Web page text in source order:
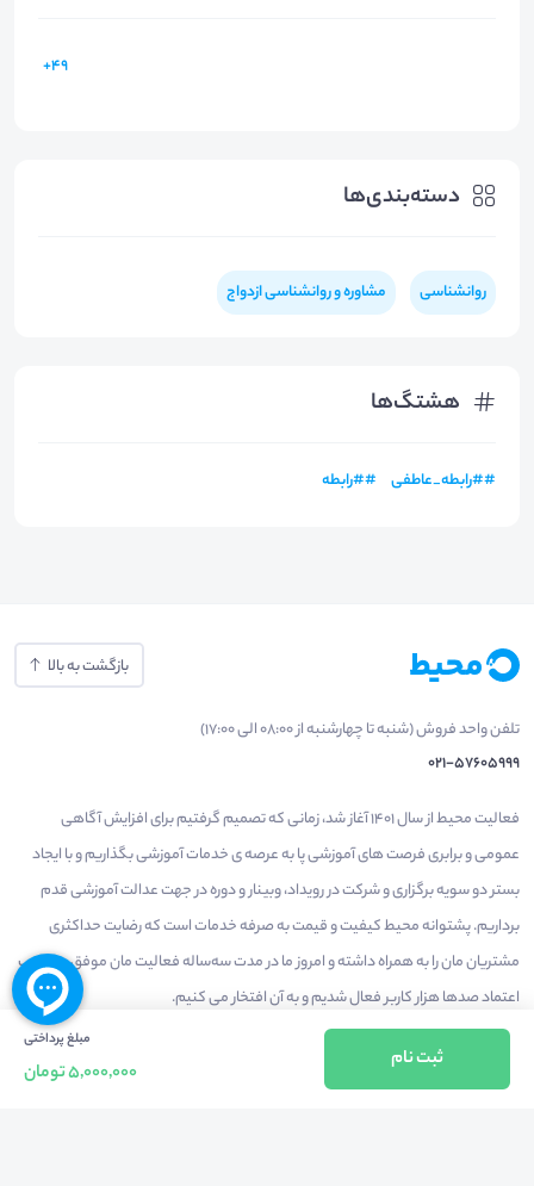
49+
دسته‌بندی‌ها
روانشناسی مشاوره و روانشناسی ازدواج
هشتگ‌ها
##رابطه_عاطفی ##رابطه
مبلغ پرداختی
5,000,000 تومان
ثبت نام
بازگشت به بالا
تلفن واحد فروش (شنبه تا چهارشنبه از 08:00 الی 17:00)
021-57605999
فعالیت محیط از سال 1401 آغاز شد، زمانی که تصمیم گرفتیم برای افزایش آگاهی
عمومی و برابری فرصت های آموزشی پا به عرصه ی خدمات آموزشی بگذاریم و با ایجاد
بستر دو سویه برگزاری و شرکت در رویداد، وبینار و دوره در جهت عدالت آموزشی قدم
برداریم. پشتوانه محیط کیفیت و قیمت به صرفه خدمات است که رضایت حداکثری
مشتریان مان را به همراه داشته و امروز ما در مدت سه‌ساله فعالیت مان موفق به کسب
اعتماد صدها هزار کاربر فعال شدیم و به آن افتخار می‌ کنیم.